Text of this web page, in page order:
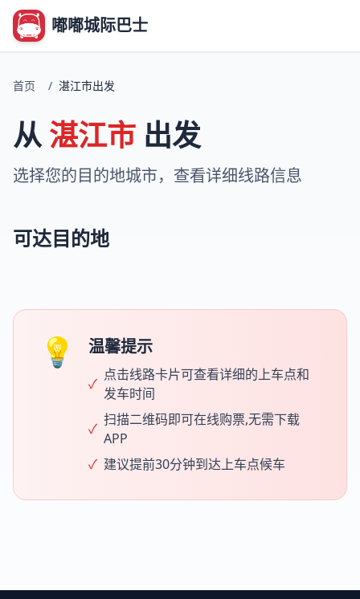
嘟嘟城际巴士
首页 / 湛江市出发
从湛江市 出发
选择您的目的地城市，查看详细线路信息
可达目的地
💡 温馨提示
✓
点击线路卡片可查看详细的上车点和
发车时间
✓
扫描二维码即可在线购票,无需下载
APP
✓ 建议提前30分钟到达上车点候车